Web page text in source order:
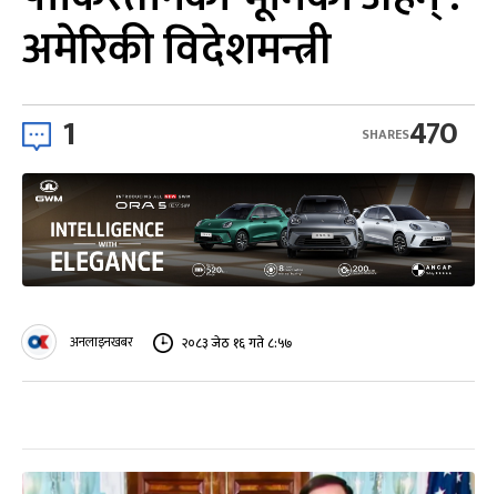
अमेरिकी विदेशमन्त्री
1 470
SHARES
अनलाइनखबर २०८३ जेठ १६ गते ८:५७